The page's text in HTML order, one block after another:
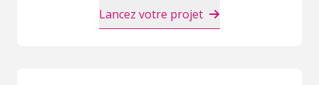
Lancez votre projet